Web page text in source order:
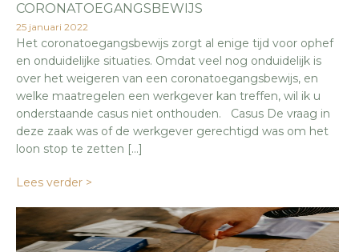
CORONATOEGANGSBEWIJS
25 januari 2022
Het coronatoegangsbewijs zorgt al enige tijd voor ophef
en onduidelijke situaties. Omdat veel nog onduidelijk is
over het weigeren van een coronatoegangsbewijs, en
welke maatregelen een werkgever kan treffen, wil ik u
onderstaande casus niet onthouden. Casus De vraag in
deze zaak was of de werkgever gerechtigd was om het
loon stop te zetten […]
Lees verder >